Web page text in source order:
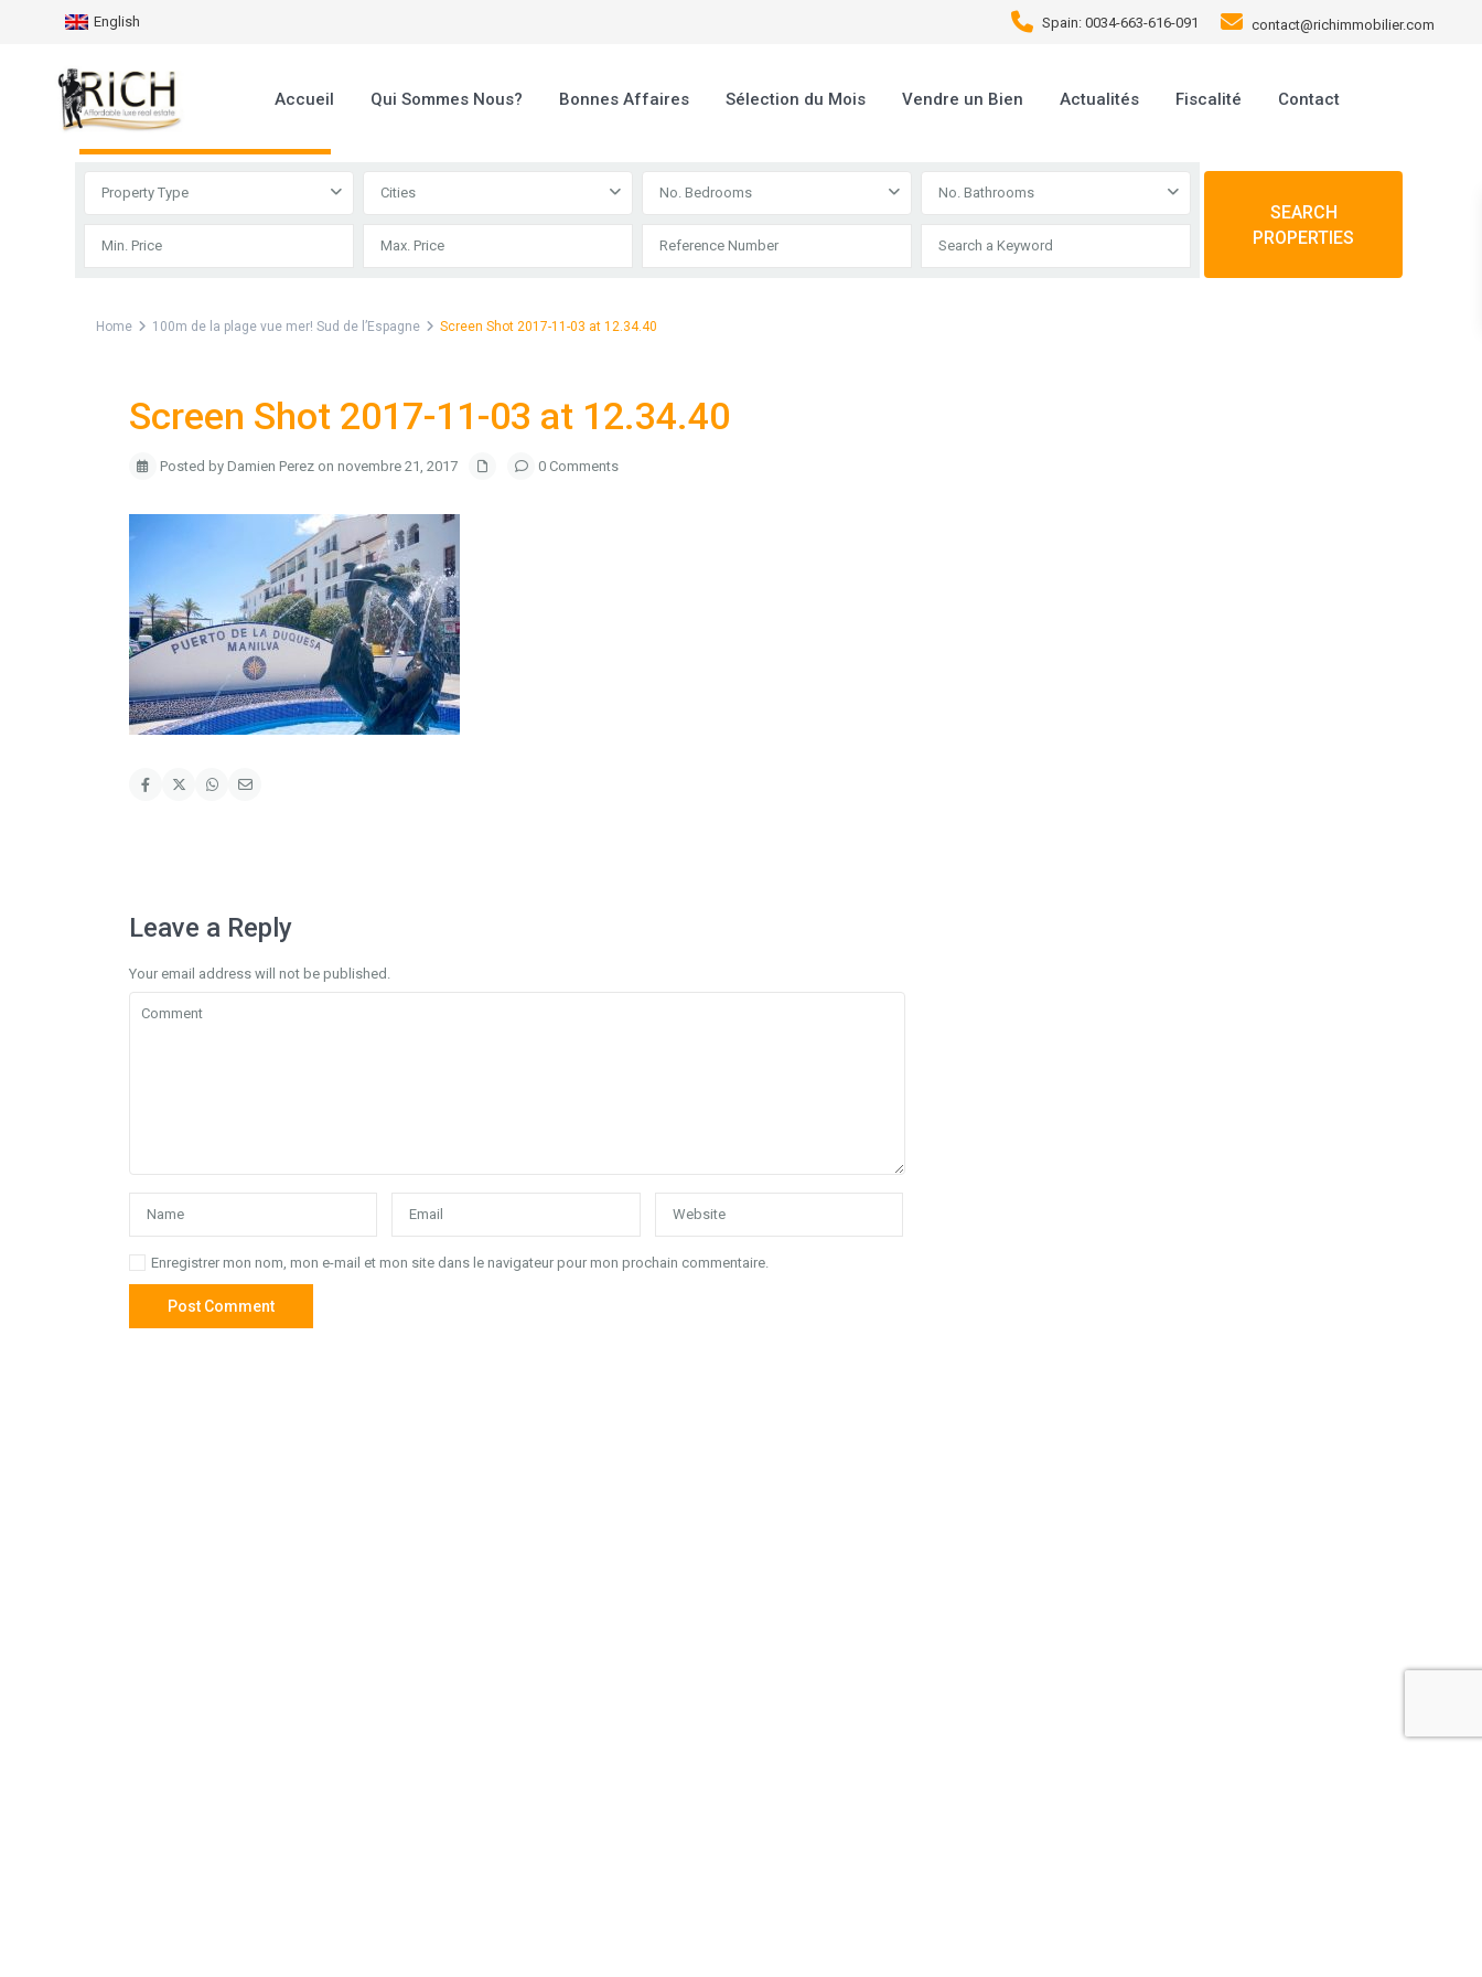
English Spain: 0034-663-616-091 contact@richimmobilier.com
Accueil Qui Sommes Nous? Bonnes Affaires Sélection du Mois Vendre un Bien Actualités Fiscalité
Contact
Advanced Search
Property Type Cities No. Bedrooms No. Bathrooms
SEARCH
PROPERTIES
Home 100m de la plage vue mer! Sud de l’Espagne Screen Shot 2017-11-03 at 12.34.40
Screen Shot 2017-11-03 at 12.34.40
Posted by Damien Perez on novembre 21, 2017 0 Comments
Leave a Reply
Your email address will not be published.
Enregistrer mon nom, mon e-mail et mon site dans le navigateur pour mon prochain commentaire.